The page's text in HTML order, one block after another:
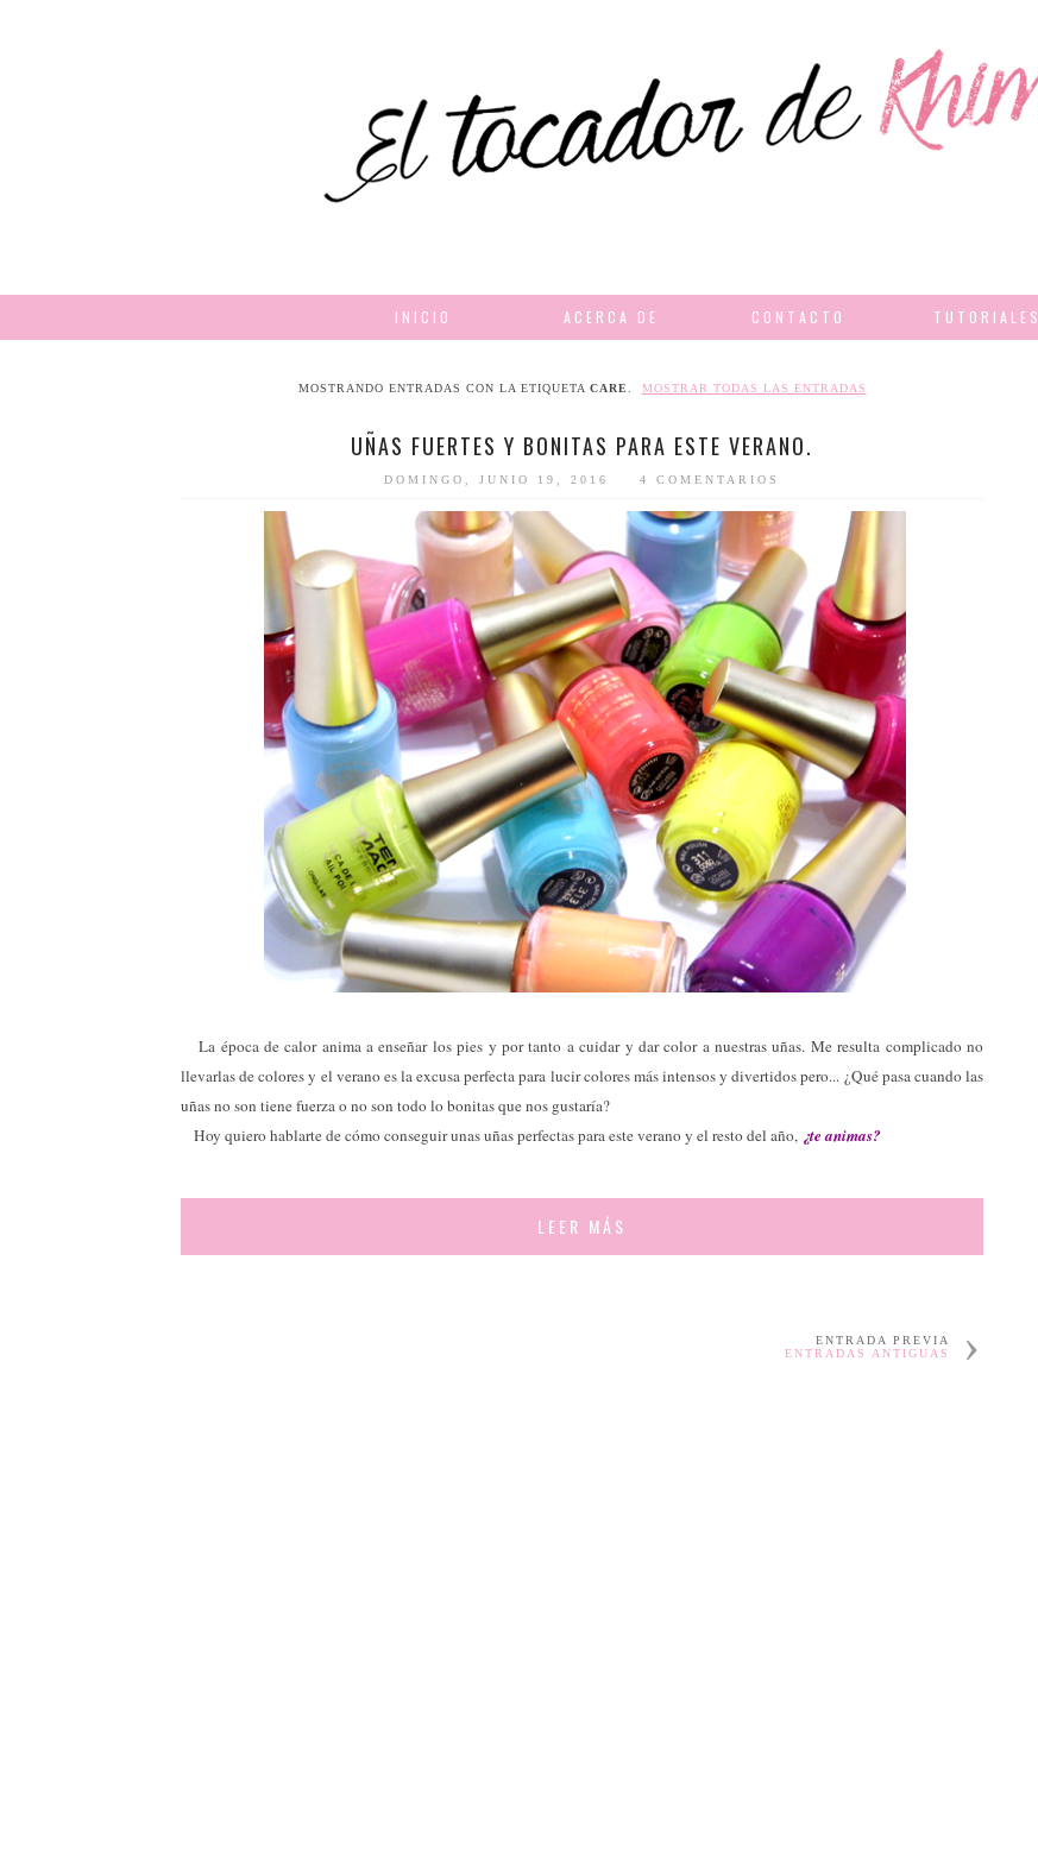
INICIO ACERCA DE CONTACTO TUTORIALES
MOSTRANDO ENTRADAS CON LA ETIQUETA CARE MOSTRAR TODAS LAS ENTRADAS
UÑAS FUERTES Y BONITAS PARA ESTE VERANO.
DOMINGO, JUNIO 19, 2016 4 COMENTARIOS
La época de calor anima a enseñar los pies y por tanto a cuidar y dar color a nuestras uñas. Me resulta complicado no
llevarlas de colores y el verano es la excusa perfecta para lucir colores más intensos y divertidos pero... ¿Qué pasa cuando las
uñas no son tiene fuerza o no son todo lo bonitas que nos gustaría?
Hoy quiero hablarte de cómo conseguir unas uñas perfectas para este verano y el resto del año, ¿te animas?
LEER MÁS
ENTRADA PREVIA
ENTRADAS ANTIGUAS